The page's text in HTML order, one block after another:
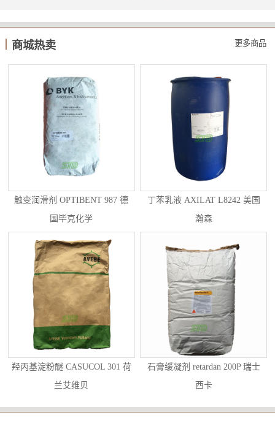
商城热卖 更多商品
触变润滑剂 OPTIBENT 987 德
国毕克化学
丁苯乳液 AXILAT L8242 美国
瀚森
羟丙基淀粉醚 CASUCOL 301 荷
兰艾维贝
石膏缓凝剂 retardan 200P 瑞士
西卡